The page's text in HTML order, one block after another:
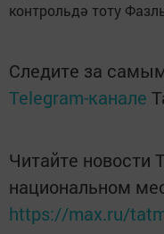
контрольдә тоту
Следите за
Telegram-канале
Читайте новости
национальном
https://max.ru/